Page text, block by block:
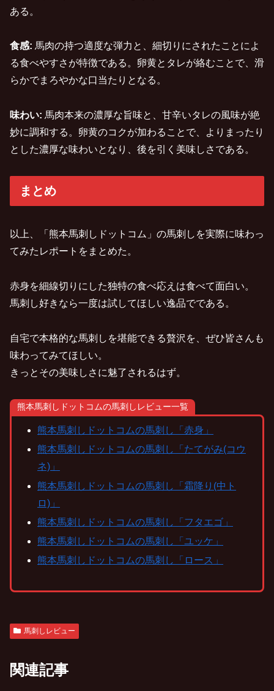
ある。
食感: 馬肉の持つ適度な弾力と、細切りにされたことによ
る食べやすさが特徴である。卵黄とタレが絡むことで、滑
らかでまろやかな口当たりとなる。
味わい: 馬肉本来の濃厚な旨味と、甘辛いタレの風味が絶
妙に調和する。卵黄のコクが加わることで、よりまったり
とした濃厚な味わいとなり、後を引く美味しさである。
まとめ
以上、「熊本馬刺しドットコム」の馬刺しを実際に味わっ
てみたレポートをまとめた。
赤身を細線切りにした独特の食べ応えは食べて面白い。
馬刺し好きなら一度は試してほしい逸品でである。
自宅で本格的な馬刺しを堪能できる贅沢を、ぜひ皆さんも
味わってみてほしい。
きっとその美味しさに魅了されるはず。
熊本馬刺しドットコムの馬刺しレビュー一覧
熊本馬刺しドットコムの馬刺し「赤身」
熊本馬刺しドットコムの馬刺し「たてがみ(コウ
ネ)」
熊本馬刺しドットコムの馬刺し「霜降り(中ト
ロ)」
熊本馬刺しドットコムの馬刺し「フタエゴ」
熊本馬刺しドットコムの馬刺し「ユッケ」
熊本馬刺しドットコムの馬刺し「ロース」
馬刺しレビュー
関連記事